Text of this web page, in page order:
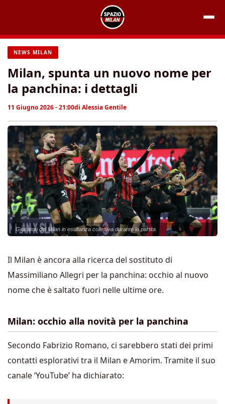
contenuto
NEWS MILAN
Milan, spunta un nuovo nome per
la panchina: i dettagli
11 Giugno 2026 - 21:00di Alessia Gentile
Giocatori del Milan in esultanza collettiva durante la partita
Il Milan è ancora alla ricerca del sostituto di
Massimiliano Allegri per la panchina: occhio al nuovo
nome che è saltato fuori nelle ultime ore.
Milan: occhio alla novità per la panchina
Secondo Fabrizio Romano, ci sarebbero stati dei primi
contatti esplorativi tra il Milan e Amorim. Tramite il suo
canale ‘YouTube’ ha dichiarato: